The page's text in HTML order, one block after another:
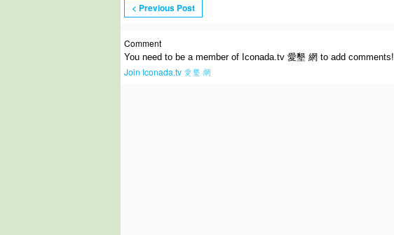
< Previous Post
Comment
You need to be a member of Iconada.tv 愛墾 網 to add comments!
Join Iconada.tv 愛墾 網